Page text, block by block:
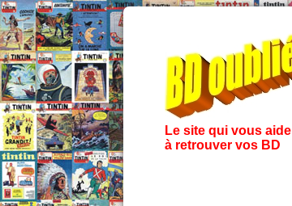
Le site qui vous aide
à retrouver vos BD